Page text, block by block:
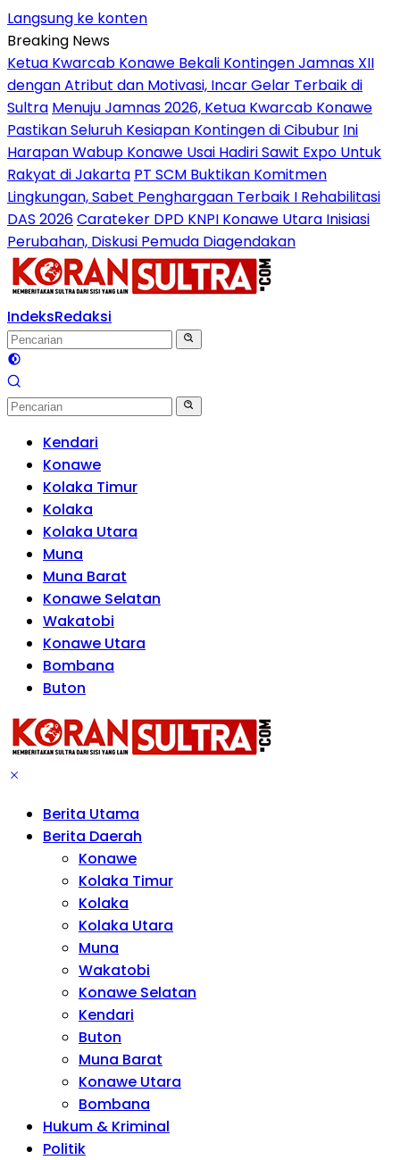
Langsung ke konten
Breaking News
Ketua Kwarcab Konawe Bekali Kontingen Jamnas XII
dengan Atribut dan Motivasi, Incar Gelar Terbaik di
Sultra Menuju Jamnas 2026, Ketua Kwarcab Konawe
Pastikan Seluruh Kesiapan Kontingen di Cibubur Ini
Harapan Wabup Konawe Usai Hadiri Sawit Expo Untuk
Rakyat di Jakarta PT SCM Buktikan Komitmen
Lingkungan, Sabet Penghargaan Terbaik I Rehabilitasi
DAS 2026Carateker DPD KNPI Konawe Utara Inisiasi
Perubahan, Diskusi Pemuda Diagendakan
IndeksRedaksi
Kendari
Konawe
Kolaka Timur
Kolaka
Kolaka Utara
Muna
Muna Barat
Konawe Selatan
Wakatobi
Konawe Utara
Bombana
Buton
Berita Utama
Berita Daerah
Konawe
Kolaka Timur
Kolaka
Kolaka Utara
Muna
Wakatobi
Konawe Selatan
Kendari
Buton
Muna Barat
Konawe Utara
Bombana
Hukum & Kriminal
Politik